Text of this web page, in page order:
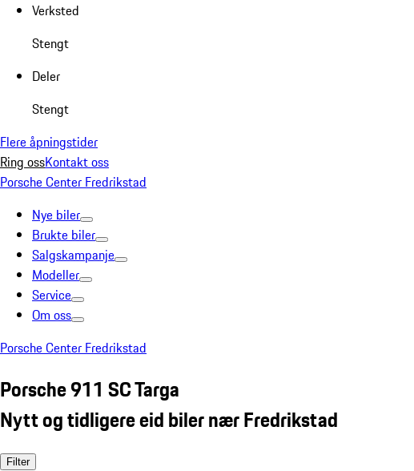
Verksted
Stengt
Deler
Stengt
Flere åpningstider
Ring ossKontakt oss
Porsche Center Fredrikstad
Nye biler
Brukte biler
Salgskampanje
Modeller
Service
Om oss
Porsche Center Fredrikstad
Porsche 911 SC Targa
Nytt og tidligere eid biler nær Fredrikstad
Filter